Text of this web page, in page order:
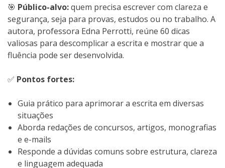
🎯 Público-alvo:quem precisa escrever com clareza e
segurança, seja para provas, estudos ou no trabalho. A
autora, professora Edna Perrotti, reúne 60 dicas
valiosas para descomplicar a escrita e mostrar que a
fluência pode ser desenvolvida.
✅ Pontos fortes:
Guia prático para aprimorar a escrita em diversas
situações
Aborda redações de concursos, artigos, monografias
e e-mails
Responde a dúvidas comuns sobre estrutura, clareza
e linguagem adequada